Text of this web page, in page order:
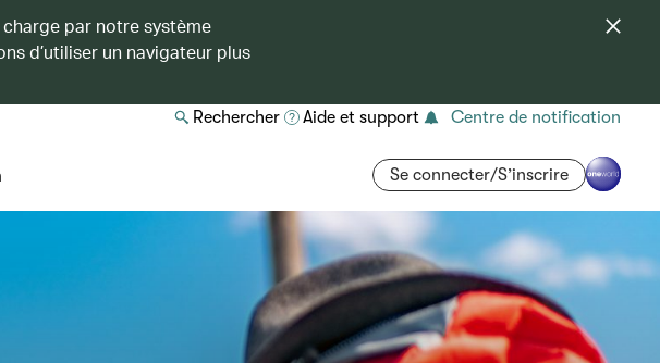
charge par notre système
d’utiliser un navigateur plus
Rechercher Aide et support Centre de notification
Se connecter/S’inscrire